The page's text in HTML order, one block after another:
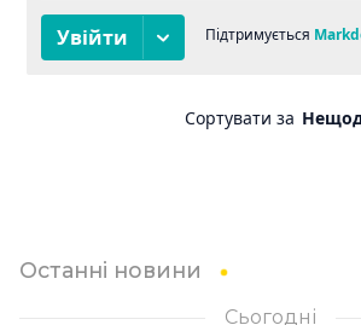
Останні новини
Сьогодні